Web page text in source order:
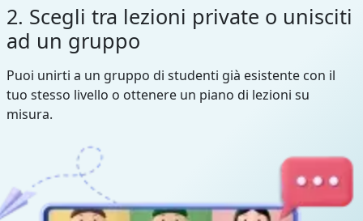
2. Scegli tra lezioni private o unisciti
ad un gruppo
Puoi unirti a un gruppo di studenti già esistente con il
tuo stesso livello o ottenere un piano di lezioni su
misura.